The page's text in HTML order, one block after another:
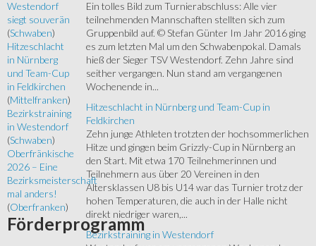
Ein tolles Bild zum Turnierabschluss: Alle vier
teilnehmenden Mannschaften stellten sich zum
Gruppenbild auf. © Stefan Günter Im Jahr 2016 ging
es zum letzten Mal um den Schwabenpokal. Damals
hieß der Sieger TSV Westendorf. Zehn Jahre sind
seither vergangen. Nun stand am vergangenen
Wochenende in...
Hitzeschlacht in Nürnberg und Team-Cup in
Feldkirchen
Zehn junge Athleten trotzten der hochsommerlichen
Hitze und gingen beim Grizzly-Cup in Nürnberg an
den Start. Mit etwa 170 Teilnehmerinnen und
Teilnehmern aus über 20 Vereinen in den
Altersklassen U8 bis U14 war das Turnier trotz der
hohen Temperaturen, die auch in der Halle nicht
direkt niedriger waren,...
Bezirkstraining in Westendorf
Westendorf
siegt souverän
(Schwaben)
Hitzeschlacht
in Nürnberg
und Team-Cup
in Feldkirchen
(Mittelfranken)
Bezirkstraining
in Westendorf
(Schwaben)
Oberfränkische
2026 – Eine
Bezirksmeisterschaft
mal anders!
(Oberfranken)
Förderprogramm